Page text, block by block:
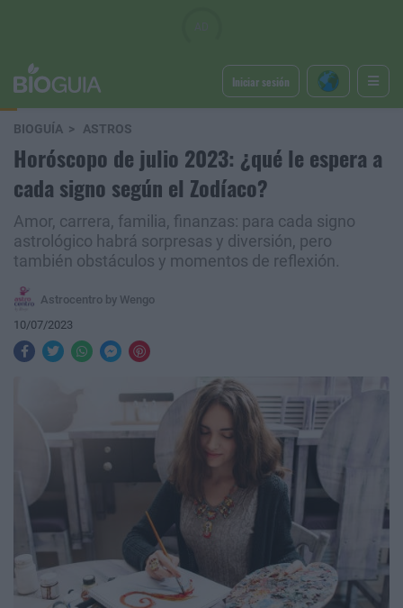
Iniciar sesión
BIOGUÍA ASTROS
Horóscopo de julio 2023: ¿qué le espera a
cada signo según el Zodíaco?
Amor, carrera, familia, finanzas: para cada signo
astrológico habrá sorpresas y diversión, pero
también obstáculos y momentos de reflexión.
Astrocentro by Wengo
10/07/2023